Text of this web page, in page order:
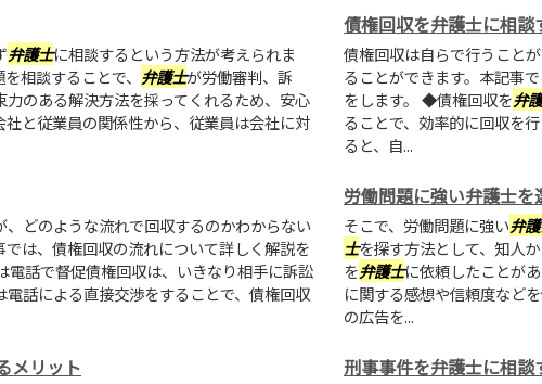
弁護士に相談するという方法が考えられま
相談することで、 弁護士が労働審判、訴
のある解決方法を採ってくれるため、安心
と従業員の関係性から、従業員は会社に対
債権回収を弁護士に相談
債権回収は自らで行うことが
ることができます。本記事
をします。 ◆債権回収を弁
ることで、効率的に回収を
ると、自...
、どのような流れで回収するのかわからない
は、債権回収の流れについて詳しく解説を
話で督促債権回収は、いきなり相手に訴訟
話による直接交渉をすることで、債権回収
労働問題に強い弁護士を
そこで、労働問題に強い弁
士を探す方法として、知人
を弁護士に依頼したことが
に関する感想や信頼度など
の広告を...
メリット 刑事事件を弁護士に相談